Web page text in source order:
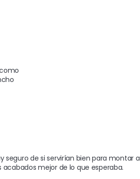
seguro de si servirían bien para montar
mejor de lo que esperaba.